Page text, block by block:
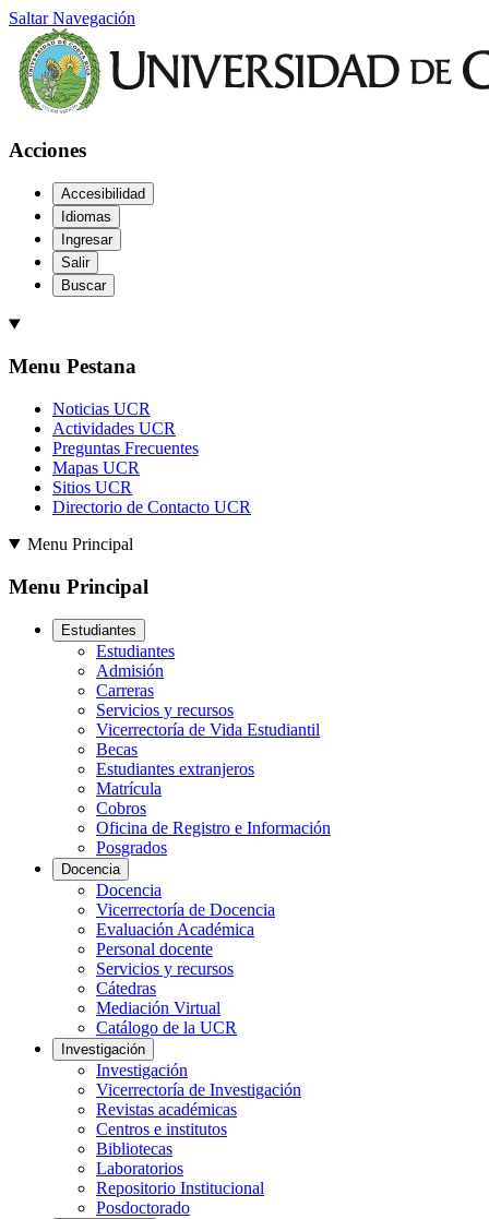
Saltar Navegación
Acciones
Accesibilidad
Idiomas
Ingresar
Salir
Buscar
Menu Pestana
Noticias UCR
Actividades UCR
Preguntas Frecuentes
Mapas UCR
Sitios UCR
Directorio de Contacto UCR
Menu Principal
Menu Principal
Estudiantes
Estudiantes
Admisión
Carreras
Servicios y recursos
Vicerrectoría de Vida Estudiantil
Becas
Estudiantes extranjeros
Matrícula
Cobros
Oficina de Registro e Información
Posgrados
Docencia
Docencia
Vicerrectoría de Docencia
Evaluación Académica
Personal docente
Servicios y recursos
Cátedras
Mediación Virtual
Catálogo de la UCR
Investigación
Investigación
Vicerrectoría de Investigación
Revistas académicas
Centros e institutos
Bibliotecas
Laboratorios
Repositorio Institucional
Posdoctorado